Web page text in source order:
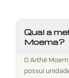
Qual a
Moema?
O Arthè
possui